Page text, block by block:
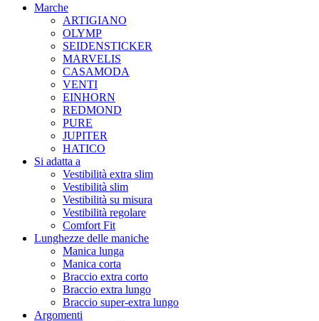
Marche
ARTIGIANO
OLYMP
SEIDENSTICKER
MARVELIS
CASAMODA
VENTI
EINHORN
REDMOND
PURE
JUPITER
HATICO
Si adatta a
Vestibilità extra slim
Vestibilità slim
Vestibilità su misura
Vestibilità regolare
Comfort Fit
Lunghezze delle maniche
Manica lunga
Manica corta
Braccio extra corto
Braccio extra lungo
Braccio super-extra lungo
Argomenti